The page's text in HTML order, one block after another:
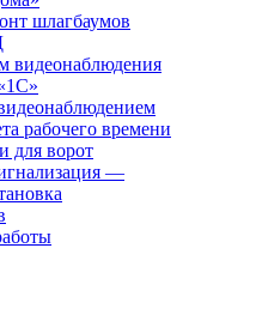
шлагбаумов
видеонаблюдения
рабочего времени
для ворот
—